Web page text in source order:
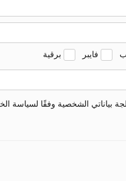
فايبر برقية
بياناتي الشخصية وفقًا لسياسة